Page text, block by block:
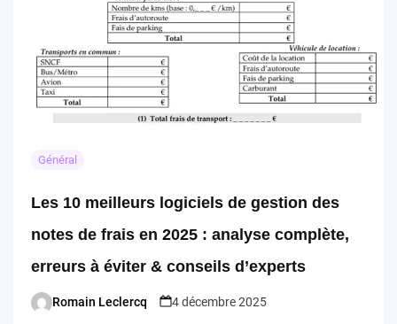
Général
Les 10 meilleurs logiciels de gestion des
notes de frais en 2025 : analyse complète,
erreurs à éviter & conseils d’experts
Posted
Romain Leclercq 4 décembre 2025